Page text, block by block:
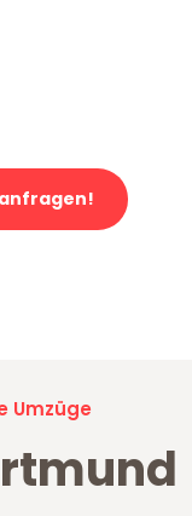
Umzüge